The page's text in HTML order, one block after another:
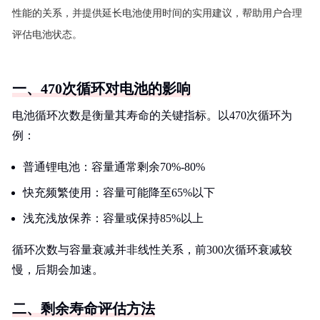
性能的关系，并提供延长电池使用时间的实用建议，帮助用户合理
评估电池状态。
一、470次循环对电池的影响
电池循环次数是衡量其寿命的关键指标。以470次循环为
例：
普通锂电池：容量通常剩余70%-80%
快充频繁使用：容量可能降至65%以下
浅充浅放保养：容量或保持85%以上
循环次数与容量衰减并非线性关系，前300次循环衰减较
慢，后期会加速。
二、剩余寿命评估方法